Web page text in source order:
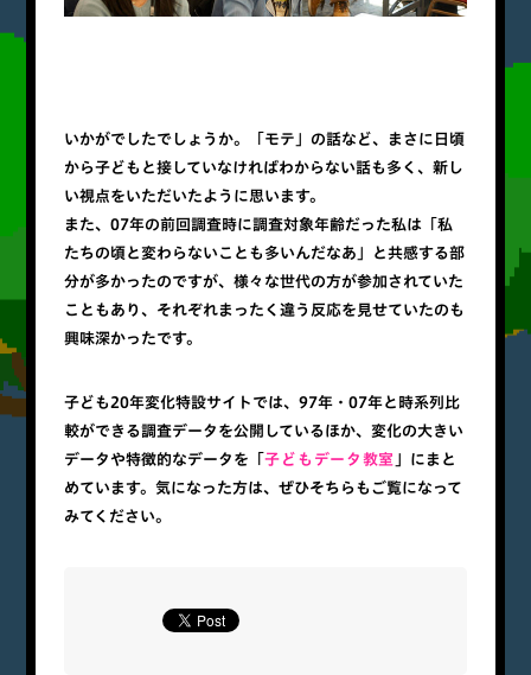
いかがでしたでしょうか。「モテ」の話など、まさに日頃
から子どもと接していなければわからない話も多く、新し
い視点をいただいたように思います。
また、07年の前回調査時に調査対象年齢だった私は「私
たちの頃と変わらないことも多いんだなあ」と共感する部
分が多かったのですが、様々な世代の方が参加されていた
こともあり、それぞれまったく違う反応を見せていたのも
興味深かったです。
子ども20年変化特設サイトでは、97年・07年と時系列比
較ができる調査データを公開しているほか、変化の大きい
データや特徴的なデータを「子どもデータ教室 」にまと
めています。気になった方は、ぜひそちらもご覧になって
みてください。